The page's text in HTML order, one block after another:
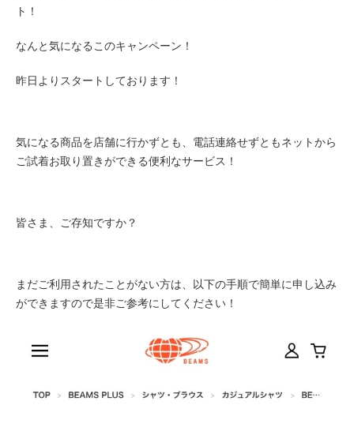
ト！
なんと気になるこのキャンペーン！
昨日よりスタートしております！
気になる商品を店舗に行かずとも、電話連絡せずともネットから
ご試着お取り置きができる便利なサービス！
皆さま、ご存知ですか？
まだご利用されたことがない方は、以下の手順で簡単に申し込み
ができますので是非ご参考にしてください！